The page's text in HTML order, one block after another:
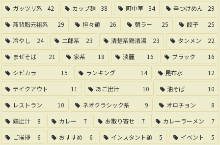
ガッツリ系
42 カップ麺 38 町中華 34 辛つけめん
29
燕背脂元祖系
29 担々麺 26 朝ラー 25 餃子
25
冷やし
24 二郎系 23 清楚系鶏清湯 23 タンメン
22
まぜそば
21 家系 18 淡麗 16 ブラック
16
シビカラ
15 ランキング 14 昆布水
12
テイクアウト
11 あご出汁 10 油そば
10
レストラン
10 ネオクラシック系 9 オロチョン
8
鶏出汁
8 カレー 7 お取り寄せ 7 カレーラーメン
7
ご挨拶
6 おすすめ 6 インスタント麺 5 イベント
5